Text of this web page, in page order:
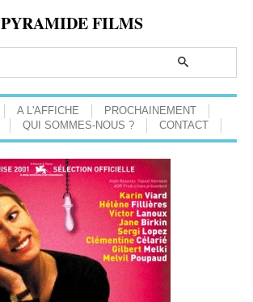
PYRAMIDE FILMS
A L'AFFICHE
PROCHAINEMENT
QUI SOMMES-NOUS ? CONTACT